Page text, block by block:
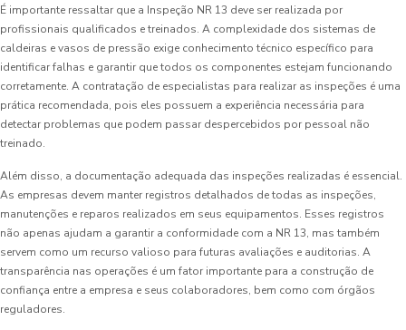
É importante ressaltar que a Inspeção NR 13 deve ser realizada por
profissionais qualificados e treinados. A complexidade dos sistemas de
caldeiras e vasos de pressão exige conhecimento técnico específico para
identificar falhas e garantir que todos os componentes estejam funcionando
corretamente. A contratação de especialistas para realizar as inspeções é uma
prática recomendada, pois eles possuem a experiência necessária para
detectar problemas que podem passar despercebidos por pessoal não
treinado.
Além disso, a documentação adequada das inspeções realizadas é essencial.
As empresas devem manter registros detalhados de todas as inspeções,
manutenções e reparos realizados em seus equipamentos. Esses registros
não apenas ajudam a garantir a conformidade com a NR 13, mas também
servem como um recurso valioso para futuras avaliações e auditorias. A
transparência nas operações é um fator importante para a construção de
confiança entre a empresa e seus colaboradores, bem como com órgãos
reguladores.